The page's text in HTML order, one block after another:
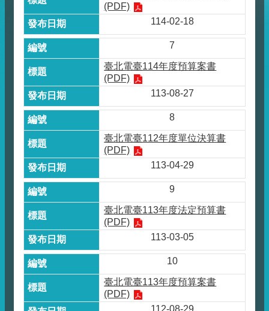
(PDF)
114-02-18
7
臺北電臺114年度預算案書
(PDF)
113-08-27
8
臺北電臺112年度單位決算書
(PDF)
113-04-29
9
臺北電臺113年度法定預算書
(PDF)
113-03-05
10
臺北電臺113年度預算案書
(PDF)
112-08-29